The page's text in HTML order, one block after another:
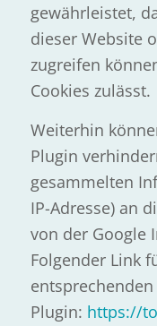
gewährleistet,
dieser Website
zugreifen
Cookies zulässt.
Weiterhin
Plugin
gesammelten
IP-Adresse) an
von der Google
Folgender Link
entsprechenden
Plugin: https://